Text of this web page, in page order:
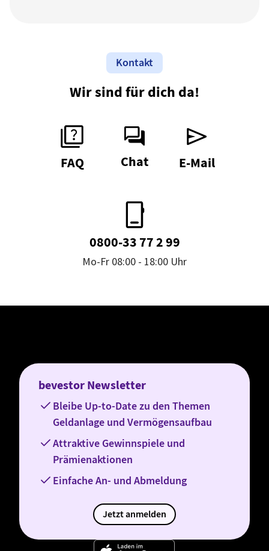
Kontakt
Wir sind für dich da!
FAQ Chat E-Mail
0800-33 77 2 99
Mo-Fr 08:00 - 18:00 Uhr
bevestor Newsletter
Bleibe Up-to-Date zu den Themen
Geldanlage und Vermögensaufbau
Attraktive Gewinnspiele und
Prämienaktionen
Einfache An- und Abmeldung
Jetzt anmelden